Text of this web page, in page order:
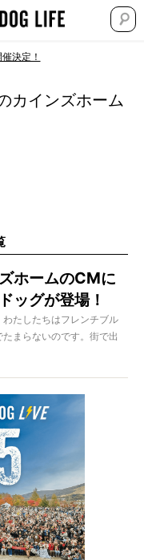
決定！
カインズホーム
ホームのCMに
ッグが登場！
たしたちはフレンチブル
たまらないのです。街で出
しまうし、フレブルグッ
うのです！
ーにはおなじみ「カイン
ましょう。